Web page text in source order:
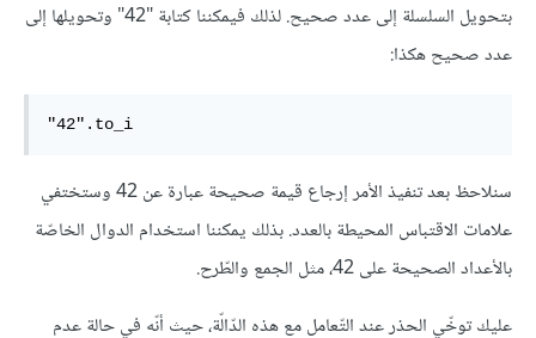
بتحويل السلسلة إلى عدد صحيح. لذلك فيمكننا كتابة "42" وتحويلها إلى
عدد صحيح هكذا:
"42".to_i
سنلاحظ بعد تنفيذ الأمر إرجاع قيمة صحيحة عبارة عن 42 وستختفي
علامات الاقتباس المحيطة بالعدد. بذلك يمكننا استخدام الدوال الخاصّة
بالأعداد الصحيحة على 42، مثل الجمع والطّرح.
عليك توخّي الحذر عند التّعامل مع هذه الدّالّة، حيث أنّه في حالة عدم